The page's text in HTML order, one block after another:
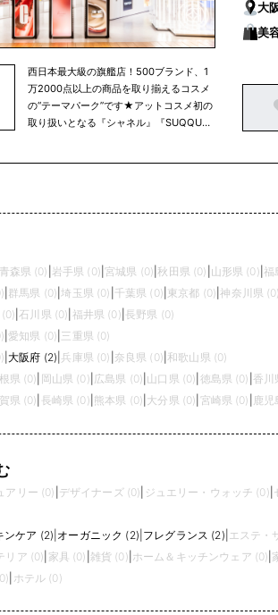
西日本最大級の旗艦店！500ブランド、1
万2000点以上の商品を取り揃えるコスメ
の“テーマパーク”です★アットコスメ初の
取り扱いとなる『シャネル』『SUQQU』
大
美
青森県 (0) 岩手県 (0) |宮城県 (0) |秋田県 (0) 山形県 (0) 福
群馬県 (0) |埼玉県 (0) 千葉県 (0) 東京都 (0) |神奈川県 (0)
石川県 (0) 福井県 (0) 長野県 (0)
|愛知県 (0) 三重県 (0)
|大阪府 (2) |兵庫県 (0) 奈良県 (0) |和歌山県 (0)
県 (0) 岡山県 (0) 広島県 (0) 山口県 (0) 徳島県 (0) 香川
県 (0) 長崎県 (0) 熊本県 (0) 大分県 (0) 宮崎県 (0) 鹿児
アリー (0) デザイナーズ (0) ジュエリー・ウォッチ (0)
ンケア (2) オーガニック (2) フレグランス (2) エステ・
リア (0) 家具 (0) 雑貨 (0) ホーム＆キッチンウェア (0)
ホテル (0)